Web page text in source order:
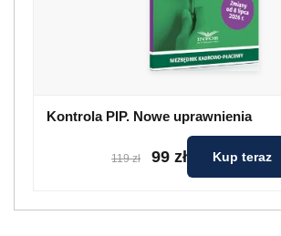
Kontrola PIP. Nowe uprawnienia
119 zł 99 zł Kup teraz